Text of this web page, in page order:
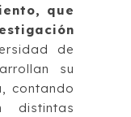
que
de
su
contando
distintas